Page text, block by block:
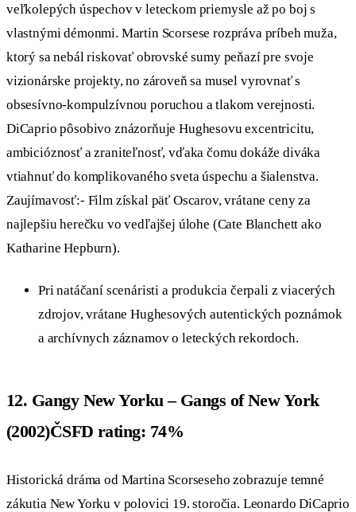
veľkolepých úspechov v leteckom priemysle až po boj s
vlastnými démonmi. Martin Scorsese rozpráva príbeh muža,
ktorý sa nebál riskovať obrovské sumy peňazí pre svoje
vizionárske projekty, no zároveň sa musel vyrovnať s
obsesívno-kompulzívnou poruchou a tlakom verejnosti.
DiCaprio pôsobivo znázorňuje Hughesovu excentricitu,
ambicióznosť a zraniteľnosť, vďaka čomu dokáže diváka
vtiahnuť do komplikovaného sveta úspechu a šialenstva.
Zaujímavosť:- Film získal päť Oscarov, vrátane ceny za
najlepšiu herečku vo vedľajšej úlohe (Cate Blanchett ako
Katharine Hepburn).
Pri natáčaní scenáristi a produkcia čerpali z viacerých
zdrojov, vrátane Hughesových autentických poznámok
a archívnych záznamov o leteckých rekordoch.
12. Gangy New Yorku – Gangs of New York
(2002)ČSFD rating: 74%
Historická dráma od Martina Scorseseho zobrazuje temné
zákutia New Yorku v polovici 19. storočia. Leonardo DiCaprio